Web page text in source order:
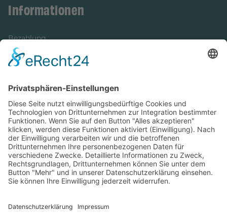
Informationen
Bezahlung
Newsletter
Versandinformationen
Verfügbarkeit/Verträglichkeit
Rechtliches
Widerrufsrecht und Widerrufsformular
Impressum
Datenschutzerklärung
Cookie-Einstellungen